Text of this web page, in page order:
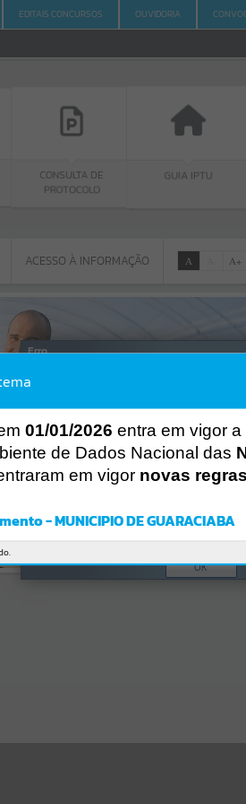
EDITAIS CONCURSOS OUVIDORIA
DE
GUIA IPTU
EMISSÃO
Por favor, aguarde...
ACESSO À INFORMAÇÃO
ACESSO À INFORMAÇÃO
A A+
01/01/2026 entra em vigor
de Dados Nacional das
em vigor novas
- MUNICIPIO DE GUARACIABA
Erro
Ocorreu um erro de script:
Uncaught SyntaxError: Unexpected token '('
https://guaraciaba.atende.net/https:/
agina/licitacao-pregao-120-2014-
2014/autoatendimento/servicos/static/
v=83d4f602:47
Verificar Mais Detalhes
OK